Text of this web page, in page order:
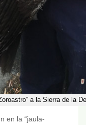
a la Sierra de la
en la “jaula-